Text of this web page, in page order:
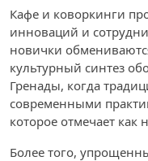
Кафе и коворкинги
инноваций и
новички
культурный синтез
Гренады, когда
современными
которое отмечает как
Более того,